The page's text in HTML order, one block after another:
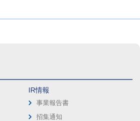
IR情報
事業報告書
招集通知